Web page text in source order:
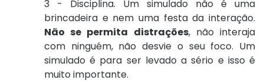
3 - Disciplina. Um simulado não é uma
brincadeira e nem uma festa da interação.
Não se permita distrações, não interaja
com ninguém, não desvie o seu foco. Um
simulado é para ser levado a sério e isso é
muito importante.